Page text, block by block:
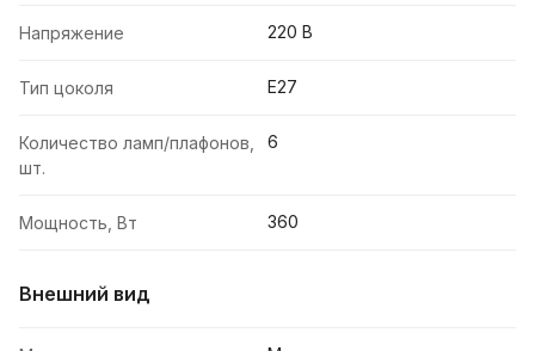
Напряжение 220 В
Тип цоколя E27
Количество ламп/плафонов,
шт.
6
Мощность, Вт 360
Внешний вид